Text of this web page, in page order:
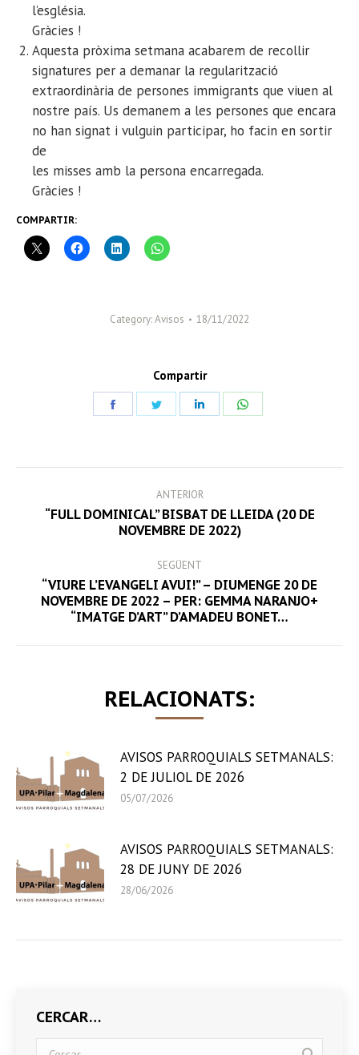
l’església.
Gràcies !
Aquesta pròxima setmana acabarem de recollir
signatures per a demanar la regularització
extraordinària de persones immigrants que viuen al
nostre país. Us demanem a les persones que encara
no han signat i vulguin participar, ho facin en sortir
de
les misses amb la persona encarregada.
Gràcies !
COMPARTIR:
Category:Avisos 18/11/2022
Compartir
NAVIGATION
ANTERIOR
Previous
“FULL DOMINICAL” BISBAT DE LLEIDA (20 DE
NOVEMBRE DE 2022)
SEGÜENT
Next
post:
“VIURE L’EVANGELI AVUI!” – DIUMENGE 20 DE
NOVEMBRE DE 2022 – PER: GEMMA NARANJO+
“IMATGE D’ART” D’AMADEU BONET…
RELACIONATS:
AVISOS PARROQUIALS SETMANALS:
2 DE JULIOL DE 2026
05/07/2026
AVISOS PARROQUIALS SETMANALS:
28 DE JUNY DE 2026
28/06/2026
CERCAR…